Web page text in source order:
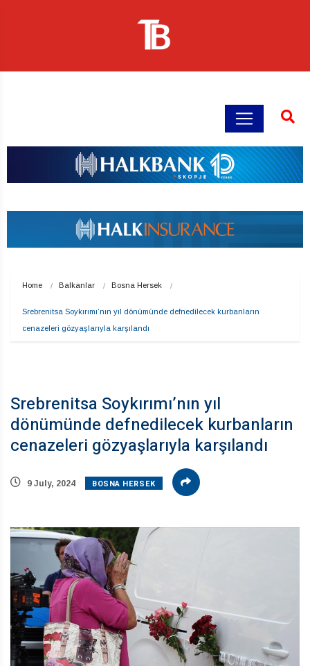
Home Balkanlar Bosna Hersek
Srebrenitsa Soykırımı’nın yıl dönümünde defnedilecek kurbanların
cenazeleri gözyaşlarıyla karşılandı
Srebrenitsa Soykırımı’nın yıl
dönümünde defnedilecek kurbanların
cenazeleri gözyaşlarıyla karşılandı
9 July, 2024 BOSNA HERSEK